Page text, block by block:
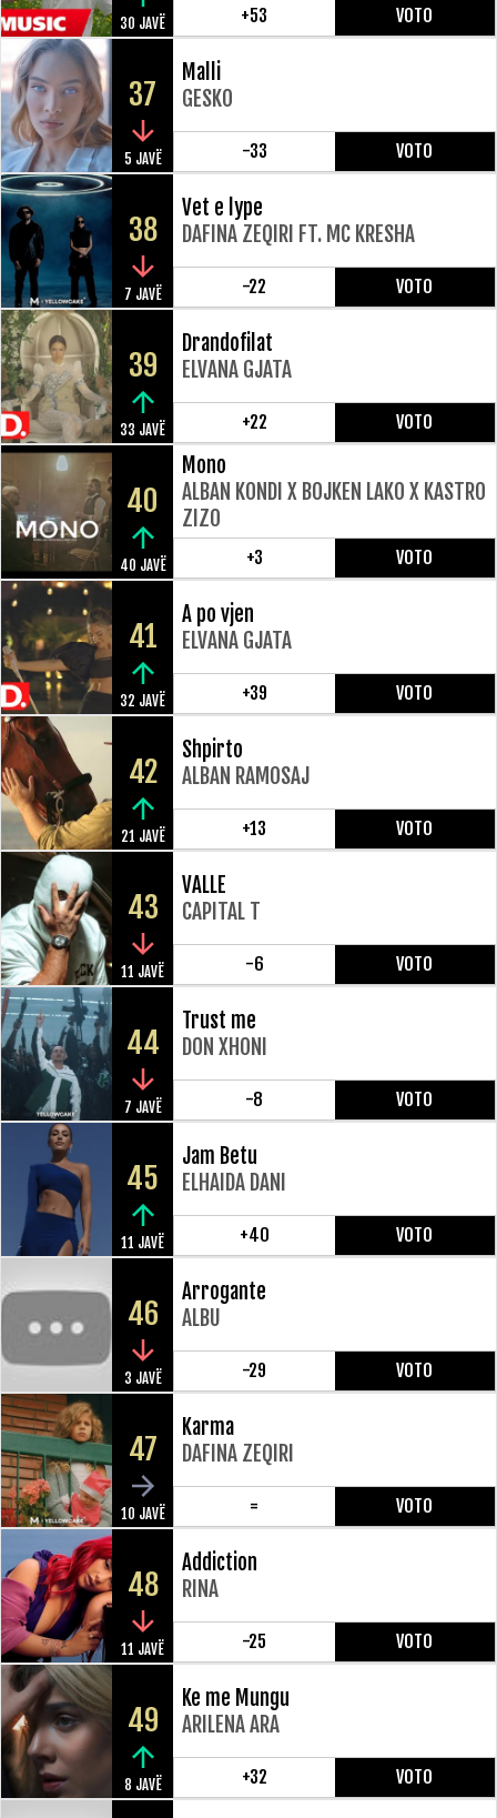
30 JAVË +53 VOTO
37
5 JAVË
Malli
GESKO
-33 VOTO
38
7 JAVË
Vet e lype
DAFINA ZEQIRI FT. MC KRESHA
-22 VOTO
39
33 JAVË
Drandofilat
ELVANA GJATA
+22 VOTO
40
40 JAVË
Mono
ALBAN KONDI X BOJKEN LAKO X KASTRO
ZIZO
+3 VOTO
41
32 JAVË
A po vjen
ELVANA GJATA
+39 VOTO
42
21 JAVË
Shpirto
ALBAN RAMOSAJ
+13 VOTO
43
11 JAVË
VALLE
CAPITAL T
-6 VOTO
44
7 JAVË
Trust me
DON XHONI
-8 VOTO
45
11 JAVË
Jam Betu
ELHAIDA DANI
+40 VOTO
46
3 JAVË
Arrogante
ALBU
-29 VOTO
47
10 JAVË
Karma
DAFINA ZEQIRI
= VOTO
48
11 JAVË
Addiction
RINA
-25 VOTO
49
8 JAVË
Ke me Mungu
ARILENA ARA
+32 VOTO